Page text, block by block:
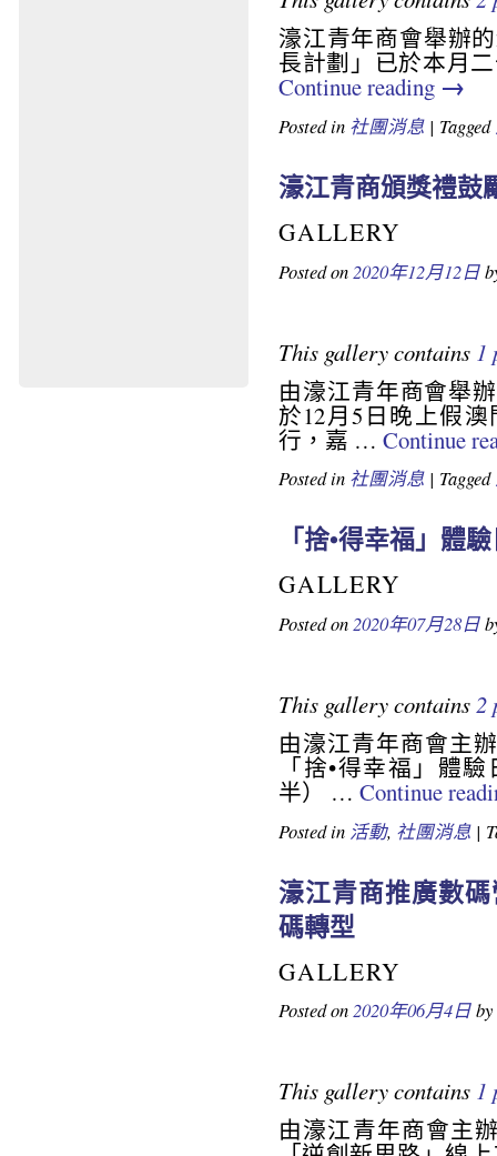
濠江青年商會舉辦
長計劃」已於本月
Continue reading →
Posted in 社團消息 | Tagged
濠江青商頒獎禮鼓
GALLERY
Posted on 2020年12月12日
This gallery contains 1
由濠江青年商會舉
於12月5日晚上假
行，嘉 … Continue
Posted in 社團消息 | Tagged
「捨•得幸福」體
GALLERY
Posted on 2020年07月28日
This gallery contains2
由濠江青年商會主
「捨•得幸福」體
半） … Continue
Posted in 活動, 社團消息 |
濠江青商推廣數
碼轉型
GALLERY
Posted on2020年06月4日by
This gallery contains 1
由濠江青年商會主